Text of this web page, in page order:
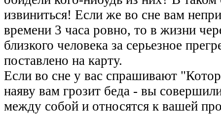
извиниться! Если же во сне вам
времени 3 часа ровно, то в жизни
близкого человека за серьезное
поставлено на карту.
Если во сне у вас спрашивают
наяву вам грозит беда - вы
между собой и относятся к вашей